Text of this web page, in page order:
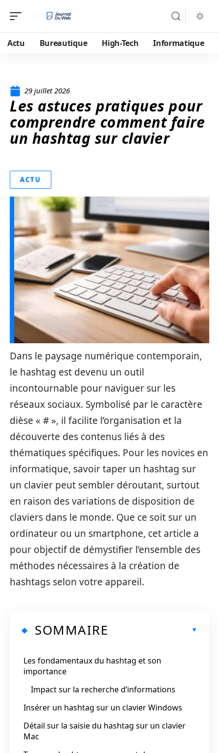
Actu Bureautique High-Tech Informatique
29 juillet 2026
Les astuces pratiques pour
comprendre comment faire
un hashtag sur clavier
ACTU
Dans le paysage numérique contemporain,
le hashtag est devenu un outil
incontournable pour naviguer sur les
réseaux sociaux. Symbolisé par le caractère
dièse « # », il facilite l’organisation et la
découverte des contenus liés à des
thématiques spécifiques. Pour les novices en
informatique, savoir taper un hashtag sur
un clavier peut sembler déroutant, surtout
en raison des variations de disposition de
claviers dans le monde. Que ce soit sur un
ordinateur ou un smartphone, cet article a
pour objectif de démystifier l’ensemble des
méthodes nécessaires à la création de
hashtags selon votre appareil.
SOMMAIRE
Les fondamentaux du hashtag et son
importance
Impact sur la recherche d’informations
Insérer un hashtag sur un clavier Windows
Détail sur la saisie du hashtag sur un clavier
Mac